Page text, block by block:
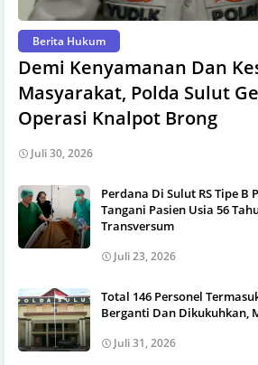
Berita Hukum
Demi Kenyamanan Dan
Masyarakat, Polda Sulut
Operasi Knalpot Brong
Juli 30, 2026
Perdana Di Sulut RS Tipe B
Tangani Pasien Usia 56
Transversum
Juli 23, 2026
Total 146 Personel
Berganti Dan Dikukuhkan,
Juli 31, 2026